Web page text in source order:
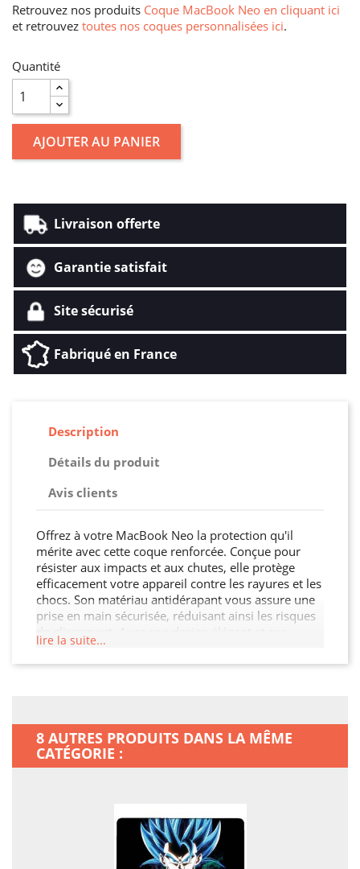
Retrouvez nos produits Coque MacBook Neo en cliquant ici
et retrouvez toutes nos coques personnalisées ici.
Quantité
AJOUTER AU PANIER
Livraison offerte
Garantie satisfait
Site sécurisé
Fabriqué en France
Description
Détails du produit
Avis clients
Offrez à votre MacBook Neo la protection qu'il
mérite avec cette coque renforcée. Conçue pour
résister aux impacts et aux chutes, elle protège
efficacement votre appareil contre les rayures et les
chocs. Son matériau antidérapant vous assure une
prise en main sécurisée, réduisant ainsi les risques
découpes précises, cette coque permet un accès
facile à tous les ports et boutons. Protégez votre
lire la suite...
8 AUTRES PRODUITS DANS LA MÊME
CATÉGORIE :